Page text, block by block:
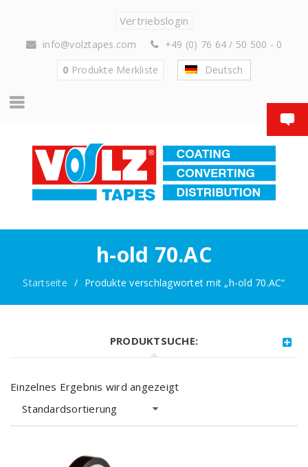
Vertriebslogin
info@volztapes.com
+49 (0) 76 64 / 50 500 - 0
0 Produkte Merkliste Deutsch
h-old 70.AC
Startseite / Produkte verschlagwortet mit „h-old 70.AC“
PRODUKTSUCHE:
Einzelnes Ergebnis wird angezeigt
Standardsortierung